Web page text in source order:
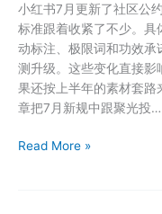
90
天
内
ROI
变
化
律
小红书7月更新了社区公
标准跟着收紧了不少。具
动标注、极限词和功效承
测升级。这些变化直接影
果还按上半年的素材套路
章把7月新规中跟聚光投…
聚
Read More »